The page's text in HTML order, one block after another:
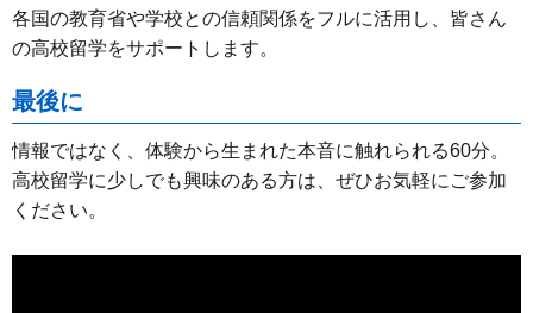
各国の教育省や学校との信頼関係をフルに活用し、皆さん
の高校留学をサポートします。
最後に
情報ではなく、体験から生まれた本音に触れられる60分。
高校留学に少しでも興味のある方は、ぜひお気軽にご参加
ください。